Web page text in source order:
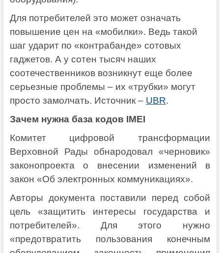
Для потребителей это может означать
повышение цен на «мобилки». Ведь такой
шаг ударит по «контрабанде» сотовых
гаджетов. А у сотен тысяч наших
соотечественников возникнут еще более
серьезные проблемы – их «трубки» могут
просто замолчать. Источник – UBR.
Зачем нужна база кодов IMEI
Комитет цифровой трансформации
Верховной Рады обнародовал «черновик»
законопроекта о внесении изменений в
закон «Об электронных коммуникациях».
Авторы документа поставили перед собой
цель «защитить интересы государства и
потребителей». Для этого нужно
«предотвратить пользования конечным